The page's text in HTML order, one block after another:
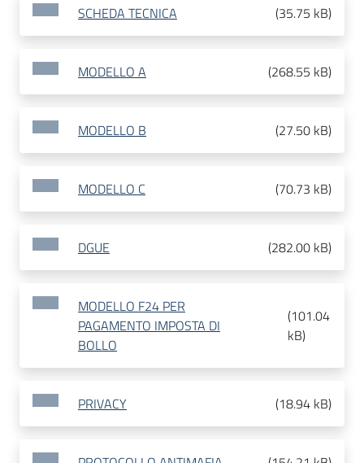
SCHEDA TECNICA (35.75 kB)
MODELLO A (268.55 kB)
MODELLO B (27.50 kB)
MODELLO C (70.73 kB)
DGUE (282.00 kB)
MODELLO F24 PER
PAGAMENTO IMPOSTA DI
BOLLO
(101.04
kB)
PRIVACY (18.94 kB)